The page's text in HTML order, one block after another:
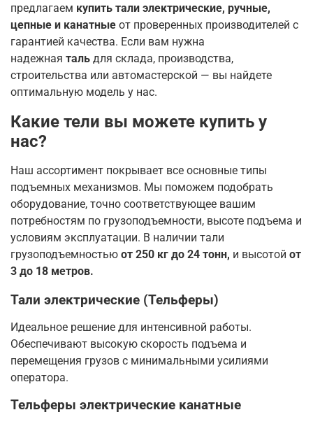
предлагаем купить тали электрические, ручные,
цепные и канатные от проверенных производителей с
гарантией качества. Если вам нужна
надежная таль для склада, производства,
строительства или автомастерской — вы найдете
оптимальную модель у нас.
Какие тели вы можете купить у
нас?
Наш ассортимент покрывает все основные типы
подъемных механизмов. Мы поможем подобрать
оборудование, точно соответствующее вашим
потребностям по грузоподъемности, высоте подъема и
условиям эксплуатации. В наличии тали
грузоподъемностью от 250 кг до 24 тонн, и высотой от
3 до 18 метров.
Тали электрические (Тельферы)
Идеальное решение для интенсивной работы.
Обеспечивают высокую скорость подъема и
перемещения грузов с минимальными усилиями
оператора.
Тельферы электрические канатные